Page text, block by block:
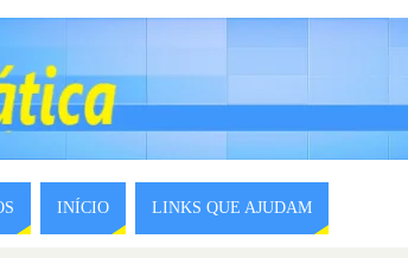
INÍCIO LINKS QUE AJUDAM